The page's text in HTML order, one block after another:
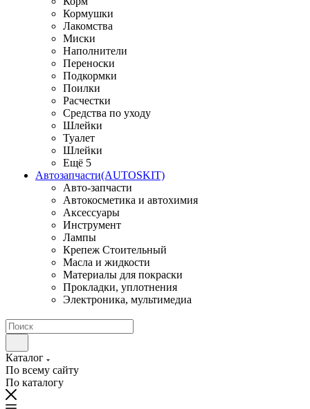
Кормушки
Лакомства
Миски
Наполнители
Переноски
Подкормки
Поилки
Расчестки
Средства по уходу
Шлейки
Туалет
Шлейки
Ещё 5
Автозапчасти(AUTOSKIT)
Авто-запчасти
Автокосметика и автохимия
Аксессуары
Инструмент
Лампы
Крепеж Стоительный
Масла и жидкости
Материалы для покраски
Прокладки, уплотнения
Электроника, мультимедиа
Каталог
По всему сайту
По каталогу